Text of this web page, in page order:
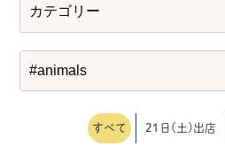
すべて 21日(土)出店